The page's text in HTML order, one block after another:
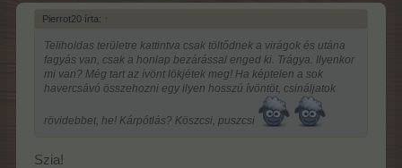
Pierrot20 írta: ↑
Teliholdas területre kattintva csak töltődnek a virágok és utána
fagyás van, csak a honlap bezárással enged ki. Trágya. Ilyenkor
mi van? Még tart az ívönt lökjétek meg! Ha képtelen a sok
havercsávó összehozni egy ilyen hosszú ívöntöt, csináljatok
rövidebbet, he! Kárpótlás? Köszcsi, puszcsi
Szia!